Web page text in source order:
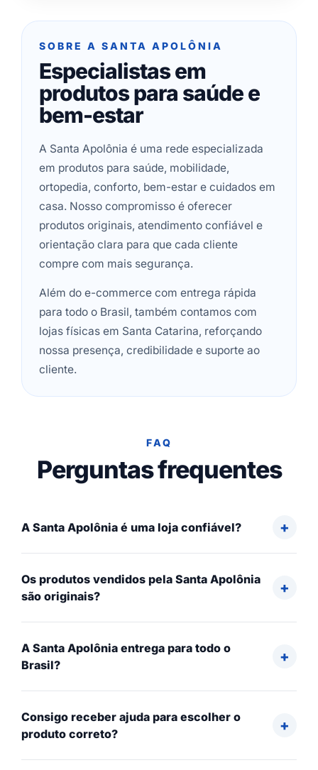
SOBRE A SANTA APOLÔNIA
Especialistas em
produtos para saúde e
bem-estar
A Santa Apolônia é uma rede especializada
em produtos para saúde, mobilidade,
ortopedia, conforto, bem-estar e cuidados em
casa. Nosso compromisso é oferecer
produtos originais, atendimento confiável e
orientação clara para que cada cliente
compre com mais segurança.
Além do e-commerce com entrega rápida
para todo o Brasil, também contamos com
lojas físicas em Santa Catarina, reforçando
nossa presença, credibilidade e suporte ao
cliente.
FAQ
Perguntas frequentes
A Santa Apolônia é uma loja confiável?
Os produtos vendidos pela Santa Apolônia
são originais?
A Santa Apolônia entrega para todo o
Brasil?
Consigo receber ajuda para escolher o
produto correto?